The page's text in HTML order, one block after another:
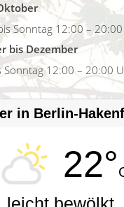
Sonntag 12:00 –
bis Dezember
Sonntag 12:00 – 20:00
in Berlin-
22°